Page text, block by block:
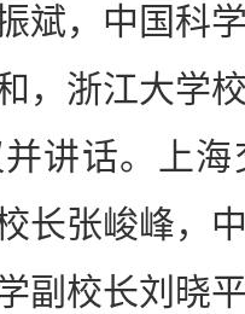
斌，中国科
，浙江大学
讲话。上
长张峻峰，
副校长刘晓